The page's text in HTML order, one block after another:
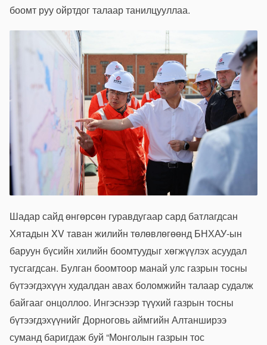
боомт руу ойртдог талаар танилцууллаа.
Шадар сайд өнгөрсөн гуравдугаар сард батлагдсан
Хятадын XV таван жилийн төлөвлөгөөнд БНХАУ-ын
баруун бүсийн хилийн боомтуудыг хөгжүүлэх асуудал
тусгагдсан. Булган боомтоор манай улс газрын тосны
бүтээгдэхүүн худалдан авах боломжийн талаар судалж
байгааг онцоллоо. Ингэснээр түүхий газрын тосны
бүтээгдэхүүнийг Дорноговь аймгийн Алтанширээ
суманд баригдаж буй “Монголын газрын тос